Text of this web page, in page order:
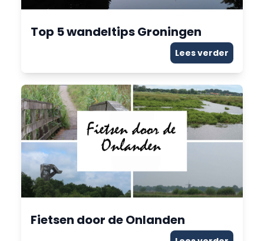
Top 5 wandeltips Groningen
Lees verder
Fietsen door de Onlanden